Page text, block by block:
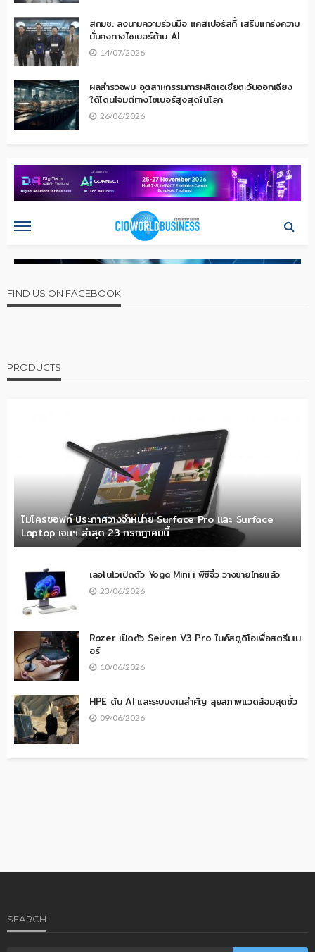
สกมช. ลงนามความร่วมมือ แคสเปอร์สกี้ เสริมแกร่งความ
มั่นคงทางไซเบอร์ด้าน AI
14/07/2026
ผลสำรวจพบ อุตสาหกรรมการผลิตเอเชียตะวันออกเฉียง
ใต้โดนโจมตีทางไซเบอร์สูงสุดในโลก
26/06/2026
FIND US ON FACEBOOK
PRODUCTS
ไมโครซอฟท์ ประกาศวางจำหน่าย Surface Pro และ Surface
Laptop เจนฯ ล่าสุด 23 กรกฎาคมนี้
เลอโนโวเปิดตัว Yoga Mini i พีซีจิ๋ว วางขายไทยแล้ว
23/06/2026
Razer เปิดตัว Seiren V3 Pro ไมค์สตูดิโอเพื่อสตรีมเม
อร์
10/06/2026
HPE ดัน AI และระบบงานสำคัญ ลุยสภาพแวดล้อมสุดขั้ว
09/06/2026
SEARCH